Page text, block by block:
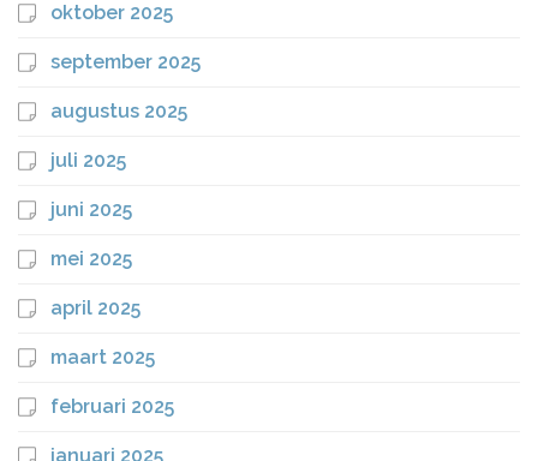
oktober 2025
september 2025
augustus 2025
juli 2025
juni 2025
mei 2025
april 2025
maart 2025
februari 2025
januari 2025